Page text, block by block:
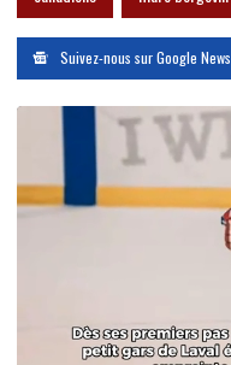
Suivez-nous sur Google News